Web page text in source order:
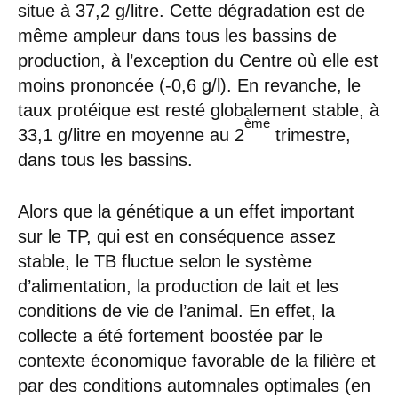
situe à 37,2 g/litre. Cette dégradation est de
même ampleur dans tous les bassins de
production, à l’exception du Centre où elle est
moins prononcée (-0,6 g/l). En revanche, le
taux protéique est resté globalement stable, à
33,1 g/litre en moyenne au 2
ème
trimestre,
dans tous les bassins.
Alors que la génétique a un effet important
sur le TP, qui est en conséquence assez
stable, le TB fluctue selon le système
d’alimentation, la production de lait et les
conditions de vie de l’animal. En effet, la
collecte a été fortement boostée par le
contexte économique favorable de la filière et
par des conditions automnales optimales (en